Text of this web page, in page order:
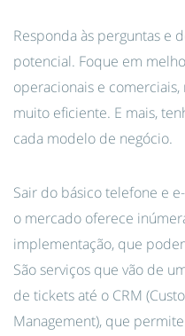
Responda às perguntas e
potencial. Foque em
operacionais e
muito eficiente. E mais,
cada modelo de negócio.
Sair do básico telefone e
o mercado oferece
implementação, que
São serviços que vão de
de tickets até o CRM
Management), que